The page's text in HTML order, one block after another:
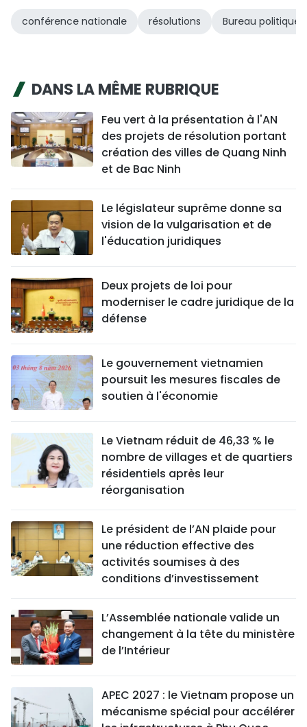
conférence nationale résolutions Bureau politique
DANS LA MÊME RUBRIQUE
Feu vert à la présentation à l'AN
des projets de résolution portant
création des villes de Quang Ninh
et de Bac Ninh
Le législateur suprême donne sa
vision de la vulgarisation et de
l'éducation juridiques
Deux projets de loi pour
moderniser le cadre juridique de la
défense
Le gouvernement vietnamien
poursuit les mesures fiscales de
soutien à l'économie
Le Vietnam réduit de 46,33 % le
nombre de villages et de quartiers
résidentiels après leur
réorganisation
Le président de l’AN plaide pour
une réduction effective des
activités soumises à des
conditions d’investissement
L’Assemblée nationale valide un
changement à la tête du ministère
de l’Intérieur
APEC 2027 : le Vietnam propose un
mécanisme spécial pour accélérer